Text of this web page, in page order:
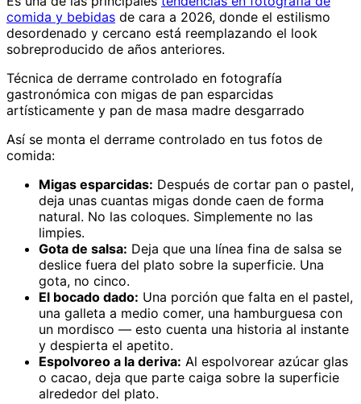
comida y bebidas de cara a 2026, donde el estilismo
desordenado y cercano está reemplazando el look
sobreproducido de años anteriores.
Técnica de derrame controlado en fotografía
gastronómica con migas de pan esparcidas
artísticamente y pan de masa madre desgarrado
Así se monta el derrame controlado en tus fotos de
comida:
Migas esparcidas: Después de cortar pan o pastel,
deja unas cuantas migas donde caen de forma
natural. No las coloques. Simplemente no las
limpies.
Gota de salsa: Deja que una línea fina de salsa se
deslice fuera del plato sobre la superficie. Una
gota, no cinco.
El bocado dado: Una porción que falta en el pastel,
una galleta a medio comer, una hamburguesa con
un mordisco — esto cuenta una historia al instante
y despierta el apetito.
Espolvoreo a la deriva: Al espolvorear azúcar glas
o cacao, deja que parte caiga sobre la superficie
alrededor del plato.